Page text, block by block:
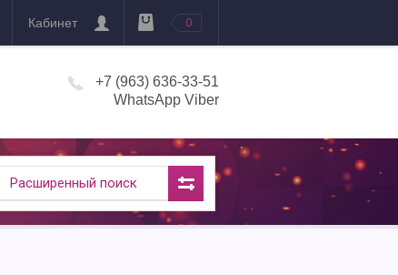
Кабинет 0
+7 (963) 636-33-51
WhatsApp Viber
Расширенный поиск